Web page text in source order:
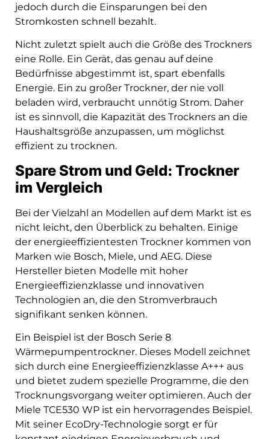
jedoch durch die Einsparungen bei den
Stromkosten schnell bezahlt.
Nicht zuletzt spielt auch die Größe des Trockners
eine Rolle. Ein Gerät, das genau auf deine
Bedürfnisse abgestimmt ist, spart ebenfalls
Energie. Ein zu großer Trockner, der nie voll
beladen wird, verbraucht unnötig Strom. Daher
ist es sinnvoll, die Kapazität des Trockners an die
Haushaltsgröße anzupassen, um möglichst
effizient zu trocknen.
Spare Strom und Geld: Trockner
im Vergleich
Bei der Vielzahl an Modellen auf dem Markt ist es
nicht leicht, den Überblick zu behalten. Einige
der energieeffizientesten Trockner kommen von
Marken wie Bosch, Miele, und AEG. Diese
Hersteller bieten Modelle mit hoher
Energieeffizienzklasse und innovativen
Technologien an, die den Stromverbrauch
signifikant senken können.
Ein Beispiel ist der Bosch Serie 8
Wärmepumpentrockner. Dieses Modell zeichnet
sich durch eine Energieeffizienzklasse A+++ aus
und bietet zudem spezielle Programme, die den
Trocknungsvorgang weiter optimieren. Auch der
Miele TCE530 WP ist ein hervorragendes Beispiel.
Mit seiner EcoDry-Technologie sorgt er für